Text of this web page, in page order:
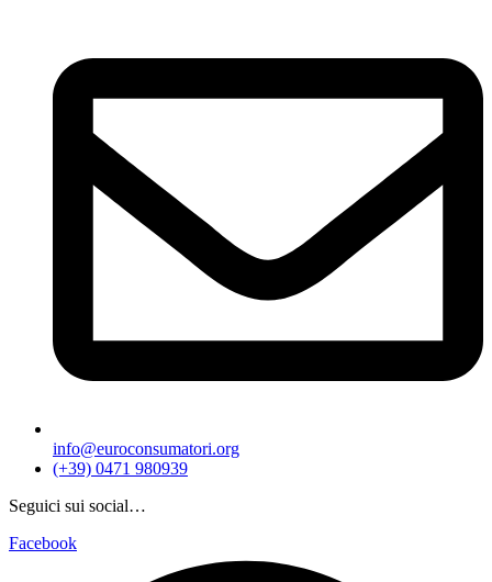
info@euroconsumatori.org
(+39) 0471 980939
Seguici sui social…
Facebook